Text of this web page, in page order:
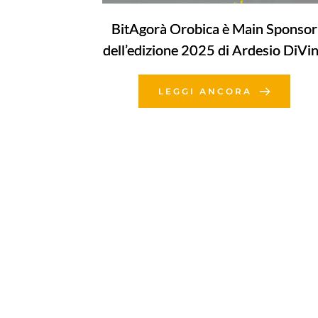
BitAgorà Orobica è Main Sponsor
dell’edizione 2025 di Ardesio
LEGGI ANCORA